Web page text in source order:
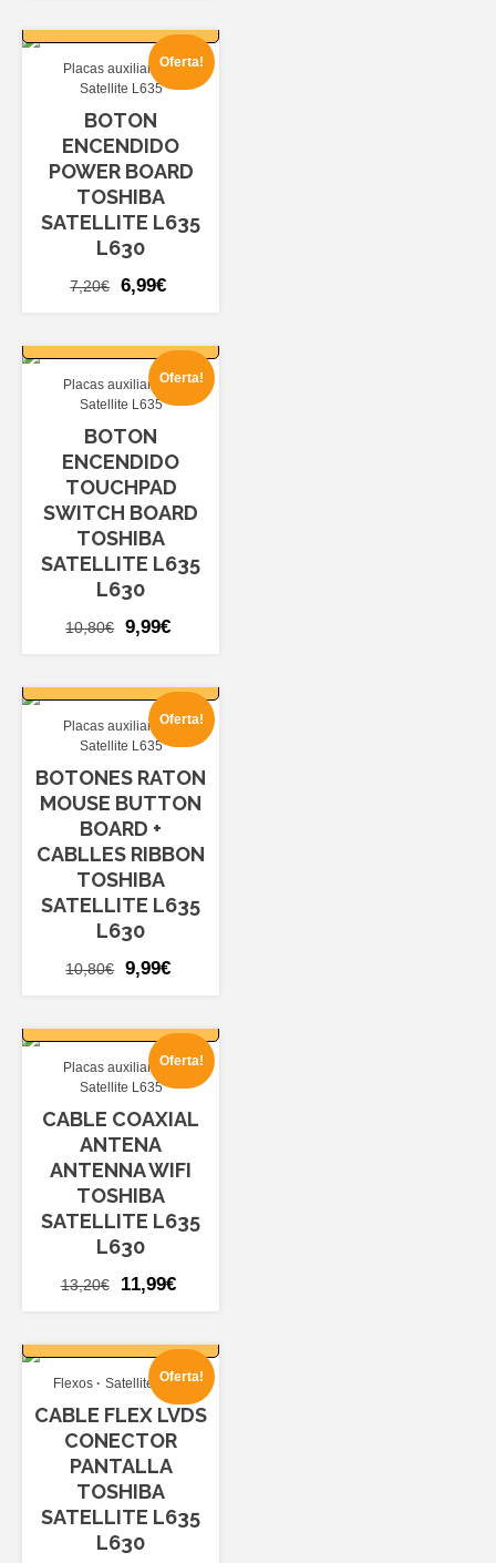
era:
16,80€.
es:
14,99€.
Oferta!
Placas auxiliares
Satellite L635
BOTON
ENCENDIDO
POWER BOARD
TOSHIBA
SATELLITE L635
L630
7,20€
El
era:
7,20€.
6,99€
6,99€.
Oferta!
Placas auxiliares
Satellite L635
BOTON
ENCENDIDO
TOUCHPAD
SWITCH BOARD
TOSHIBA
SATELLITE L635
L630
10,80€
El
era:
10,80€.
9,99€
9,99€.
Oferta!
Placas auxiliares
Satellite L635
BOTONES RATON
MOUSE BUTTON
BOARD +
CABLLES RIBBON
TOSHIBA
SATELLITE L635
L630
10,80€
El
era:
10,80€.
9,99€
9,99€.
Oferta!
Placas auxiliares
Satellite L635
CABLE COAXIAL
ANTENA
ANTENNA WIFI
TOSHIBA
SATELLITE L635
L630
13,20€
El
era:
13,20€.
11,99€
11,99€.
Oferta!
Flexos Satellite L635
CABLE FLEX LVDS
CONECTOR
PANTALLA
TOSHIBA
SATELLITE L635
L630